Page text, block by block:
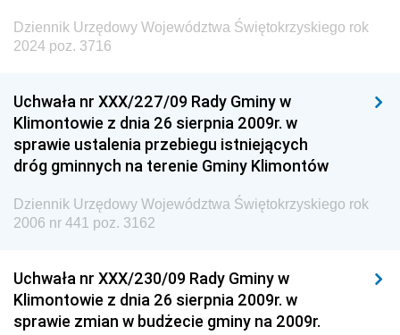
Dziennik Urzędowy Województwa Świętokrzyskiego rok
2024 poz. 3716
Uchwała nr XXX/227/09 Rady Gminy w
Klimontowie z dnia 26 sierpnia 2009r. w
sprawie ustalenia przebiegu istniejących
dróg gminnych na terenie Gminy Klimontów
Dziennik Urzędowy Województwa Świętokrzyskiego rok
2006 nr 441 poz. 3162
Uchwała nr XXX/230/09 Rady Gminy w
Klimontowie z dnia 26 sierpnia 2009r. w
sprawie zmian w budżecie gminy na 2009r.